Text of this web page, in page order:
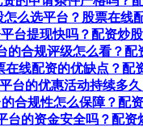
么选平台？股票在线
台提现快吗？配资炒
的合规评级怎么看？
在线配资的优缺点？配
台的优惠活动持续多
合规性怎么保障？配
台的资金安全吗？配资